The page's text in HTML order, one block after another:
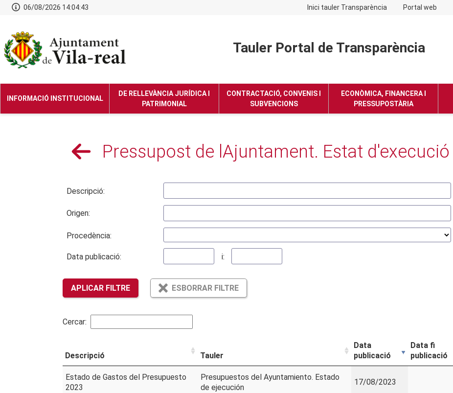
06/08/2026 14:04:44 Inici tauler Transparència Portal web
Tauler Portal de Transparència
INFORMACIÓ INSTITUCIONAL
DE RELLEVÀNCIA JURÍDICA I
PATRIMONIAL
CONTRACTACIÓ, CONVENIS I
SUBVENCIONS
ECONÒMICA, FINANCERA I
PRESSUPOSTÀRIA
Pressupost de lAjuntament. Estat d'execució
Descripció:
Origen:
Procedència:
Data publicació: i:
APLICAR FILTRE ESBORRAR FILTRE
Cercar:
Descripció Tauler
Data
publicació
Data fi
publicació
Estado de Gastos del Presupuesto
2023
Presupuestos del Ayuntamiento. Estado
de ejecución
17/08/2023